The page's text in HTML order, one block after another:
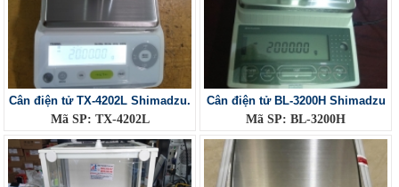
Cân điện tử TX-4202L Shimadzu.
Mã SP: TX-4202L
Cân điện tử BL-3200H Shimadzu
Mã SP: BL-3200H